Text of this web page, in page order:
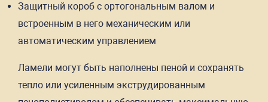
Защитный короб с ортогональным валом и
встроенным в него механическим или
автоматическим управлением
Ламели могут быть наполнены пеной и сохранять
тепло или усиленным экструдированным